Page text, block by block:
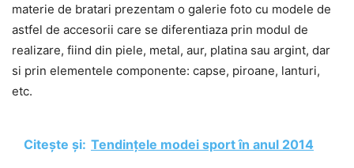
materie de bratari prezentam o galerie foto cu modele de
astfel de accesorii care se diferentiaza prin modul de
realizare, fiind din piele, metal, aur, platina sau argint, dar
si prin elementele componente: capse, piroane, lanturi,
etc.
Citește și: Tendințele modei sport în anul 2014